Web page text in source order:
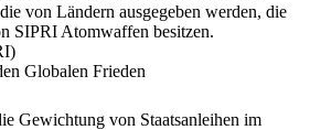
von Ländern ausgegeben werden, die
SIPRI Atomwaffen besitzen.
Globalen Frieden
Gewichtung von Staatsanleihen im